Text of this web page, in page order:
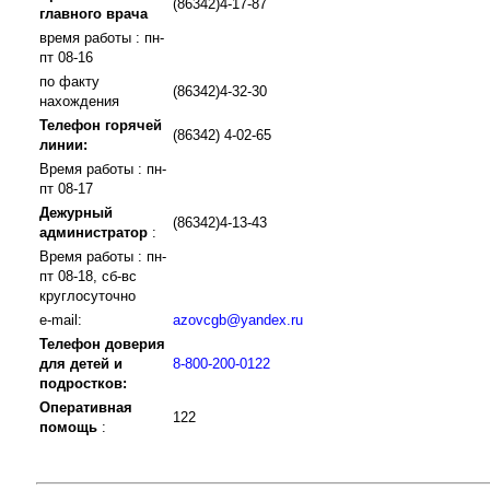
главного врача
(86342)4-17-87
время работы : пн-
пт 08-16
по факту
нахождения
(86342)4-32-30
Телефон горячей
линии:
(86342) 4-02-65
Время работы : пн-
пт 08-17
Дежурный
администратор :
(86342)4-13-43
Время работы : пн-
пт 08-18, сб-вс
круглосуточно
e-mail:
azovcgb@yandex.ru
Телефон доверия
для детей и
подростков:
8-800-200-0122
Оперативная
помощь :
122